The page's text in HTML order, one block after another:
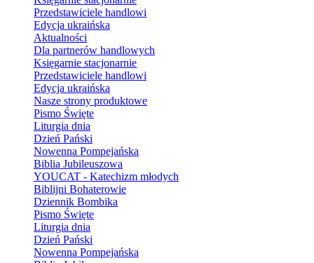
Przedstawiciele handlowi
Edycja ukraińska
Aktualności
Dla partnerów handlowych
Księgarnie stacjonarnie
Przedstawiciele handlowi
Edycja ukraińska
Nasze strony produktowe
Pismo Święte
Liturgia dnia
Dzień Pański
Nowenna Pompejańska
Biblia Jubileuszowa
YOUCAT - Katechizm młodych
Biblijni Bohaterowie
Dziennik Bombika
Pismo Święte
Liturgia dnia
Dzień Pański
Nowenna Pompejańska